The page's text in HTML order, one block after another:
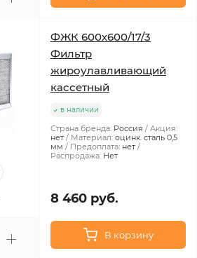
ФЖК 600х600/17/3
Фильтр
жироулавливающий
кассетный
в наличии
Страна бренда: Россия
Акция:
нет
Материал: оцинк. сталь 0,5
мм
Предоплата: нет
Распродажа: Нет
8 460 руб.
В корзину